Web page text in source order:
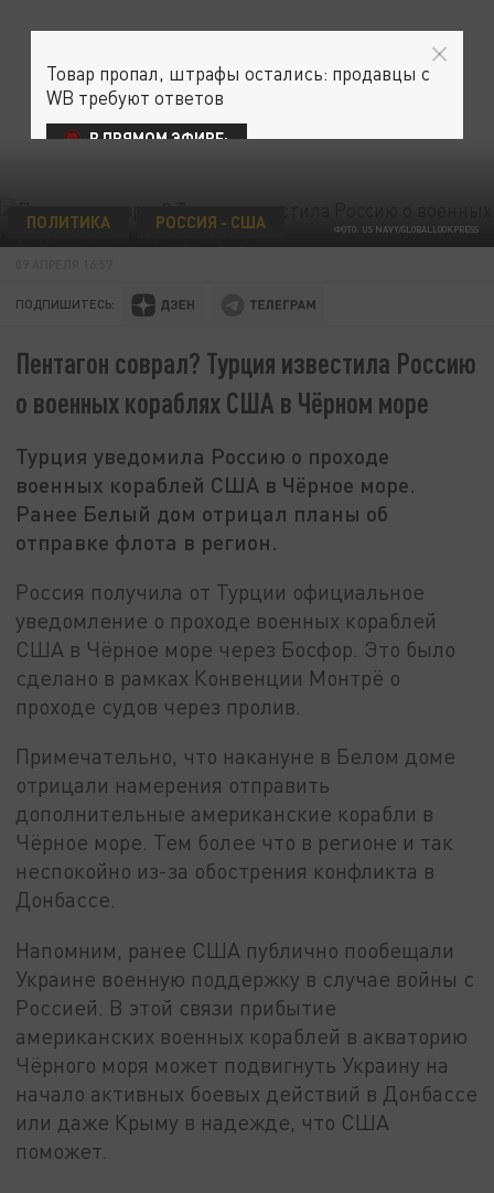
ФОТО: US NAVY/GLOBALLOOKPRESS
ПОЛИТИКА РОССИЯ - США
ПОДПИШИТЕСЬ:
Пентагон соврал? Турция известила Россию
о военных кораблях США в Чёрном море
Турция уведомила Россию о проходе
военных кораблей США в Чёрное море.
Ранее Белый дом отрицал планы об
отправке флота в регион.
Россия получила от Турции официальное
уведомление о проходе военных кораблей
США в Чёрное море через Босфор. Это было
сделано в рамках Конвенции Монтрё о
проходе судов через пролив.
Примечательно, что накануне в Белом доме
отрицали намерения отправить
дополнительные американские корабли в
Чёрное море. Тем более что в регионе и так
неспокойно из-за обострения конфликта в
Донбассе.
Напомним, ранее США публично пообещали
Украине военную поддержку в случае войны с
Россией. В этой связи прибытие
американских военных кораблей в акваторию
Чёрного моря может подвигнуть Украину на
начало активных боевых действий в Донбассе
или даже Крыму в надежде, что США
поможет.
Товар пропал, штрафы остались: продавцы с
WB требуют ответов
В ПРЯМОМ ЭФИРЕ: